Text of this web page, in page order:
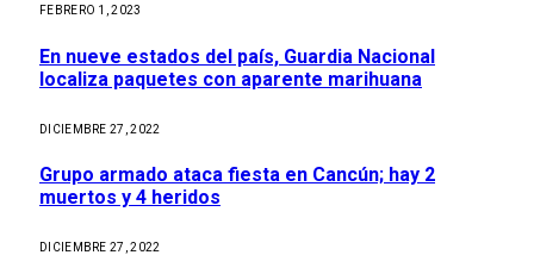
FEBRERO 1, 2023
En nueve estados del país, Guardia Nacional
localiza paquetes con aparente marihuana
DICIEMBRE 27, 2022
Grupo armado ataca fiesta en Cancún; hay 2
muertos y 4 heridos
DICIEMBRE 27, 2022